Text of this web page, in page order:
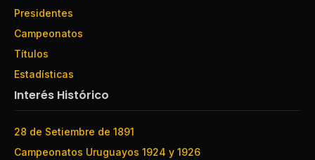
Presidentes
Campeonatos
Títulos
Estadísticas
Interés Histórico
28 de Setiembre de 1891
Campeonatos Uruguayos 1924 y 1926